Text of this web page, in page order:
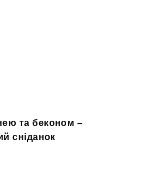
та беконом –
сніданок